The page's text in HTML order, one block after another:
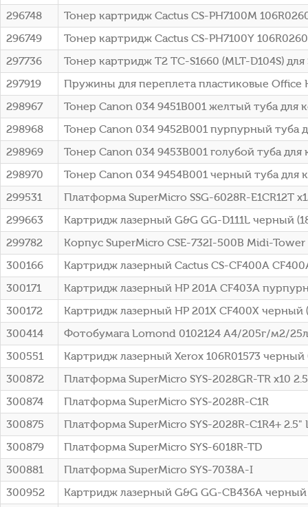
296748
Тонер картридж Cactus CS-PH7100M
296749
Тонер картридж Cactus CS-PH7100Y
297736
Тонер картридж T2 TC-S1660 (MLT-D104S)
297919
Пружины для переплета пластиковые Office
298967
Тонер Canon 034 9451B001 желтый туба для
298968
Тонер Canon 034 9452B001 пурпурный туба
298969
Тонер Canon 034 9453B001 голубой туба для
298970
Тонер Canon 034 9454B001 черный туба для
299531
Платформа SuperMicro SSG-6028R-E1CR12T
299663
Картридж лазерный G&G GG-D111L черный
299782
Корпус SuperMicro CSE-732I-500B Midi-
300166
Картридж лазерный Cactus CS-CF400A
300171
Картридж лазерный HP 201A CF403A
300172
Картридж лазерный HP 201X CF400X черный
300414
Фотобумага Lomond 0102124 A4/205г/м2/
300551
Картридж лазерный Xerox 106R01573 черный
300872
Платформа SuperMicro SYS-2028GR-TR x10
300874
Платформа SuperMicro SYS-2028R-C1R
300875
Платформа SuperMicro SYS-2028R-C1R4+ 2.5"
300879
Платформа SuperMicro SYS-6018R-TD
300881
Платформа SuperMicro SYS-7038A-I
300952
Картридж лазерный G&G GG-CB436A черный